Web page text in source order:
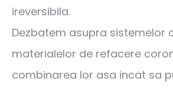
ireversibila.
Dezbatem asupra sistemelor
materialelor de refacere
combinarea lor asa incat sa